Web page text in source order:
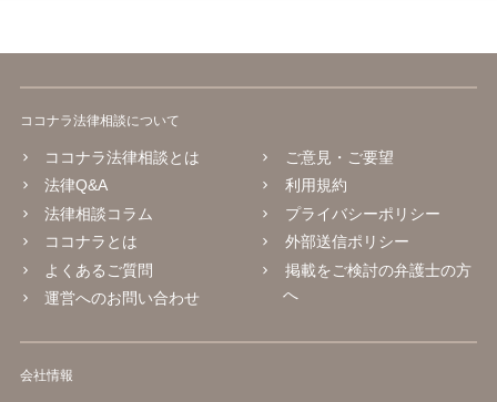
本、返済計画及び返済経過等の具体的な資料を用意して、一度弁護士
ココナラ法律相談について
ココナラ法律相談とは
法律Q&A
法律相談コラム
ココナラとは
よくあるご質問
運営へのお問い合わせ
ご意見・ご要望
利用規約
プライバシーポリシー
外部送信ポリシー
掲載をご検討の弁護士の方
へ
会社情報